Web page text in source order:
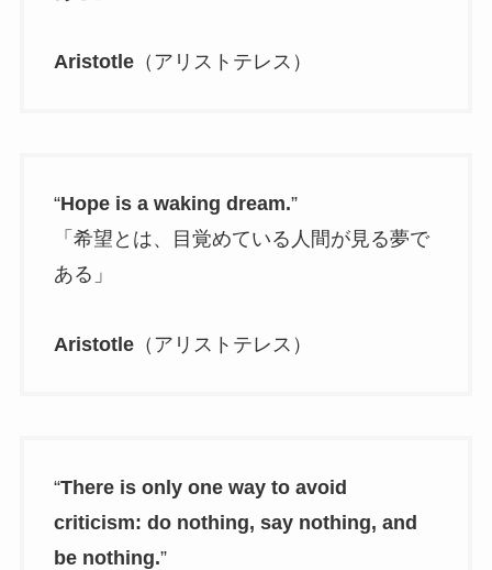
Aristotle（アリストテレス）
“Hope is a waking dream.”
「希望とは、目覚めている人間が見る夢で
ある」
Aristotle（アリストテレス）
“There is only one way to avoid
criticism: do nothing, say nothing, and
be nothing.”